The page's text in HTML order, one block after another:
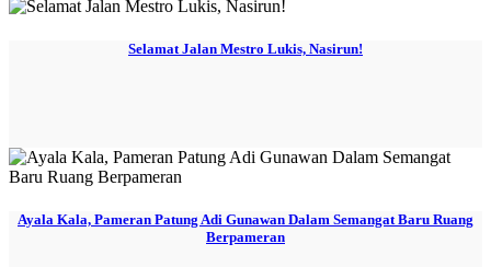
Selamat Jalan Mestro Lukis, Nasirun!
Ayala Kala, Pameran Patung Adi Gunawan Dalam Semangat Baru Ruang
Berpameran